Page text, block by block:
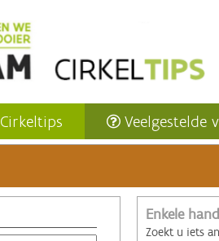
Cirkeltips Veelgestelde
Enkele
Zoekt u iets